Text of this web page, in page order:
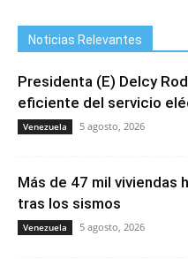
Noticias Relevantes
Presidenta (E) Delcy
eficiente del servicio
Venezuela 5 agosto, 2026
Más de 47 mil viviendas
tras los sismos
Venezuela 5 agosto, 2026